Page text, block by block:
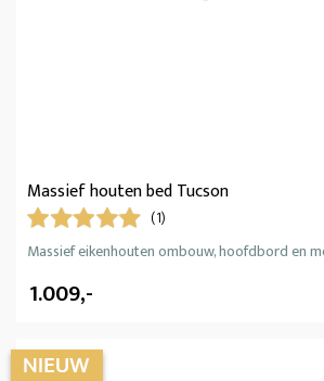
Massief houten bed Tucson
(1)
Massief eikenhouten ombouw, hoofdbord en
1.009,-